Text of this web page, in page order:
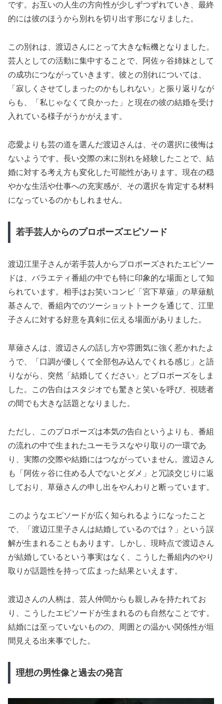
です。お互いの人生の方向性が少しずつずれていき、最終
的には彼のほうから別れを切り出す形になりました。
この別れは、渡辺さんにとって大きな転機となりました。
芸人としての活動に集中することで、阿佐ヶ谷姉妹として
の成功につながっていきます。彼との別れについては、
「寂しくさせてしまったのかもしれない」と振り返りなが
らも、「私じゃなくて良かった」と現在の彼の結婚を受け
入れている様子がうかがえます。
恋愛よりも芸の道を選んだ渡辺さんは、その選択に後悔は
ないようです。長い交際の末に別れを経験したことで、結
婚に対する考え方も変化した可能性があります。現在の穏
やかな生活や仕事への充実感が、その選択を肯定する材料
になっているのかもしれません。
若手芸人からのプロポーズエピソード
渡辺江里子さんが若手芸人からプロポーズされたエピソー
ドは、バラエティ番組の中でも特に印象的な場面として知
られています。相手はお笑いコンビ「宮下草薙」の草薙航
基さんで、番組内でのツーショットトークを通じて、江里
子さんに対する好意を真剣に伝える場面がありました。
草薙さんは、渡辺さんの話し方や雰囲気に強く惹かれたよ
うで、「口調が優しくて全部包み込んでくれる感じ」と語
りながら、突然「結婚してください」とプロポーズをしま
した。この告白はスタジオでも驚きと笑いを呼び、視聴者
の間でも大きな話題となりました。
ただし、このプロポーズは本気の告白というよりも、番組
の流れの中で生まれたユーモラスなやり取りの一環であ
り、実際の交際や結婚にはつながっていません。渡辺さん
も「阿佐ヶ谷に住める人でないとダメ」と冗談交じりに返
しており、草薙さんの申し出をやんわりと断っています。
このようなエピソードが広く知られるようになったこと
で、「渡辺江里子さんは結婚しているのでは？」という誤
解が生まれることもあります。しかし、現時点で渡辺さん
が結婚しているという事実はなく、こうした番組内のやり
取りが話題性を持って広まった結果といえます。
渡辺さんの人柄は、芸人仲間からも親しみを持たれてお
り、こうしたエピソードが生まれるのも自然なことです。
結婚には至っていないものの、周囲との温かい関係性が垣
間見える出来事でした。
理想の男性像と過去の発言